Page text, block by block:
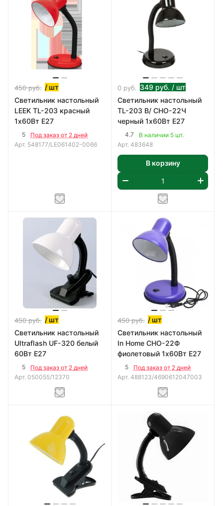
450руб. / шт
Светильник настольный
LEEK TL-203 красный
1х60Вт E27
5
Под заказ от 2 дней
Арт. 548177/LE061402-0066
0 руб. 349 руб. / шт
Светильник настольный
TL-203 B/ СHО-22Ч
черный 1х60Вт E27
4.7
В наличии 5 шт.
Арт. 483648
В корзину
450руб. / шт
Светильник настольный
Ultraflash UF-320 белый
60Вт E27
5
Под заказ от 2 дней
Арт. 050055/12370
450руб. / шт
Светильник настольный
In Home CHO-22Ф
фиолетовый 1х60Вт E27
5
Под заказ от 2 дней
Арт. 488123/4690612047003